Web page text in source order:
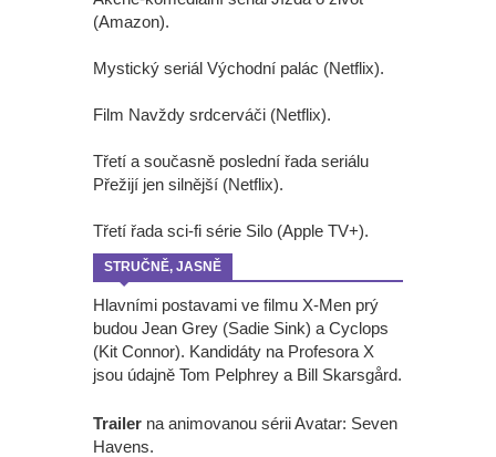
(Amazon).
Mystický seriál Východní palác (Netflix).
Film Navždy srdcerváči (Netflix).
Třetí a současně poslední řada seriálu
Přežijí jen silnější (Netflix).
Třetí řada sci-fi série Silo (Apple TV+).
STRUČNĚ, JASNĚ
Hlavními postavami ve filmu X-Men prý
budou Jean Grey (Sadie Sink) a Cyclops
(Kit Connor). Kandidáty na Profesora X
jsou údajně Tom Pelphrey a Bill Skarsgård.
Trailer na animovanou sérii Avatar: Seven
Havens.